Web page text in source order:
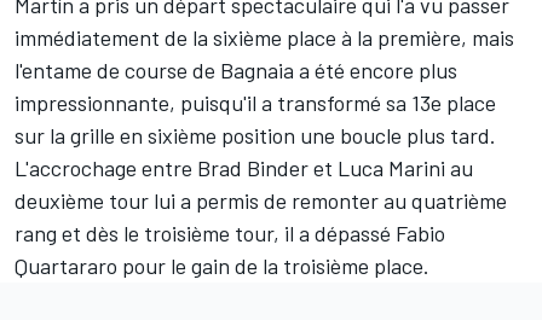
immédiatement de la sixième place à la première, mais
l'entame de course de Bagnaia a été encore plus
impressionnante, puisqu'il a transformé sa 13e place
sur la grille en sixième position une boucle plus tard.
L'accrochage entre Brad Binderet Luca Marini au
deuxième tour lui a permis de remonter au quatrième
rang et dès le troisième tour, il a dépassé Fabio
Quartararo pour le gain de la troisième place.